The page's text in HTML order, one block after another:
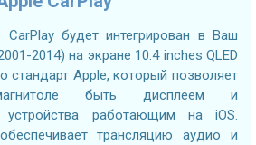
CarPlay будет интегрирован в Ваш
2014) на экране 10.4 inches QLED
стандарт Apple, который позволяет
быть дисплеем и
устройства работающим на iOS.
трансляцию аудио и